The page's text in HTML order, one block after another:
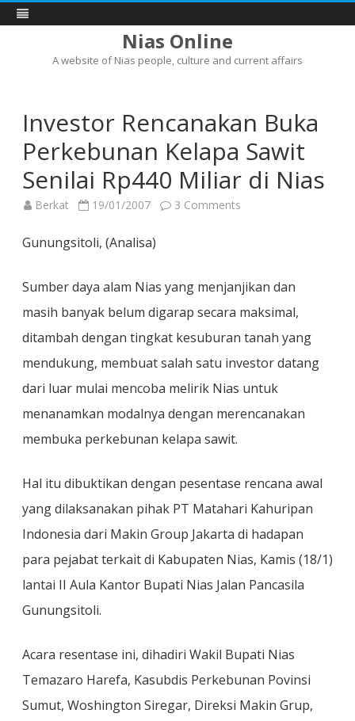
Nias Online
A website of Nias people, culture and current affairs
Investor Rencanakan Buka
Perkebunan Kelapa Sawit
Senilai Rp440 Miliar di Nias
Berkat 19/01/2007 3 Comments
Senilai
Rp440
Miliar
di
Gunungsitoli, (Analisa)
Sumber daya alam Nias yang menjanjikan dan
masih banyak belum digarap secara maksimal,
ditambah dengan tingkat kesuburan tanah yang
mendukung, membuat salah satu investor datang
dari luar mulai mencoba melirik Nias untuk
menanamkan modalnya dengan merencanakan
membuka perkebunan kelapa sawit.
Hal itu dibuktikan dengan pesentase rencana awal
yang dilaksanakan pihak PT Matahari Kahuripan
Indonesia dari Makin Group Jakarta di hadapan
para pejabat terkait di Kabupaten Nias, Kamis (18/1)
lantai II Aula Kantor Bupati Nias Jalan Pancasila
Gunungsitoli.
Acara resentase ini, dihadiri Wakil Bupati Nias
Temazaro Harefa, Kasubdis Perkebunan Povinsi
Sumut, Woshington Siregar, Direksi Makin Grup,